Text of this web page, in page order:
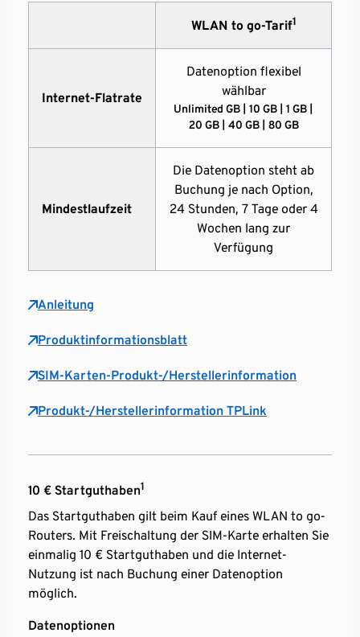
WLAN to go-Tarif1
Internet-Flatrate
Datenoption flexibel
wählbar
Unlimited GB | 10 GB | 1 GB |
20 GB | 40 GB | 80 GB
Mindestlaufzeit
Die Datenoption steht ab
Buchung je nach Option,
24 Stunden, 7 Tage oder 4
Wochen lang zur
Verfügung
Anleitung
Produktinformationsblatt
SIM-Karten-Produkt-/Herstellerinformation
Produkt-/Herstellerinformation TPLink
10 € Startguthaben1
Das Startguthaben gilt beim Kauf eines WLAN to go-
Routers. Mit Freischaltung der SIM-Karte erhalten Sie
einmalig 10 € Startguthaben und die Internet-
Nutzung ist nach Buchung einer Datenoption
möglich.
Datenoptionen